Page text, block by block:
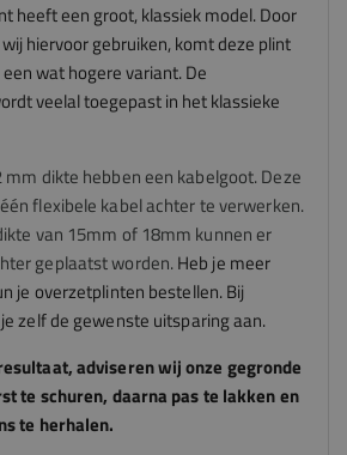
heeft een groot, klassiek model. Door
hiervoor gebruiken, komt deze plint
wat hogere variant. De
veelal toegepast in het klassieke
dikte hebben een kabelgoot. Deze
flexibele kabel achter te verwerken.
van 15mm of 18mm kunnen er
geplaatst worden.Heb je meer
je overzetplinten bestellen. Bij
zelf de gewenste uitsparing aan.
adviserenwijonze gegronde
te schuren, daarna pas te lakken en
te herhalen.